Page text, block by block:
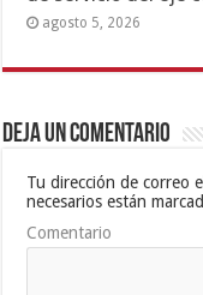
agosto 5, 2026
Deja un comentario
Tu dirección de correo
necesarios están
Comentario